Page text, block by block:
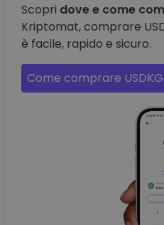
Scopri dove e come
Kriptomat, comprare
è facile, rapido e sicuro.
Come comprare USDKG